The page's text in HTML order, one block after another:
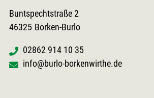
Buntspechtstraße 2
46325 Borken-Burlo
02862 914 10 35
info@burlo-borkenwirthe.de